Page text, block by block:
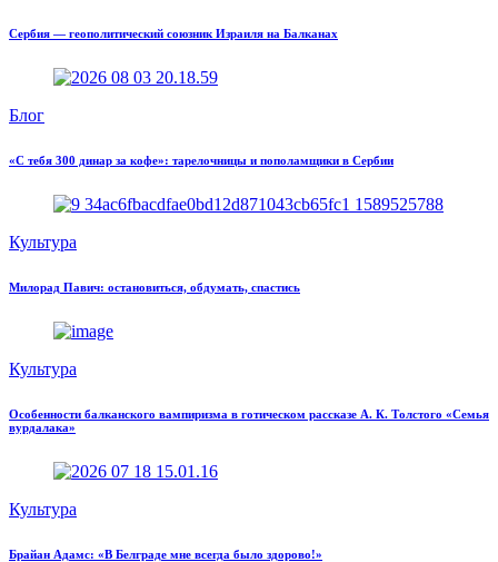
Сербия — геополитический союзник Израиля на Балканах
Блог
«С тебя 300 динар за кофе»: тарелочницы и пополамщики в Сербии
Культура
Милорад Павич: остановиться, обдумать, спастись
Культура
Особенности балканского вампиризма в готическом рассказе А. К. Толстого «Семья
вурдалака»
Культура
Брайан Адамс: «В Белграде мне всегда было здорово!»